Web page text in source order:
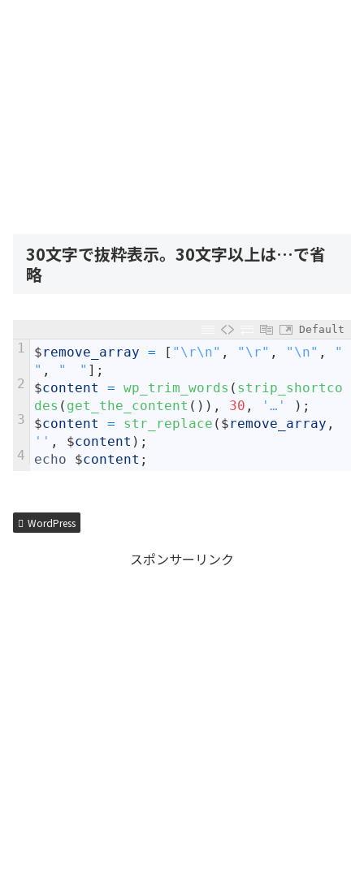
30文字で抜粋表示。30文字以上は…で省
略
Default
1
2
3
4
$remove_array = [ "\r\n" , "\r" , "\n" ,
"
" , "　" ] ;
$content = wp_trim_words ( strip_shortco
des ( get_the_content ( ) ) , 30 , '…' ) ;
$content = str_replace ( $remove_array ,
'' , $content ) ;
echo
$content ;
WordPress
スポンサーリンク